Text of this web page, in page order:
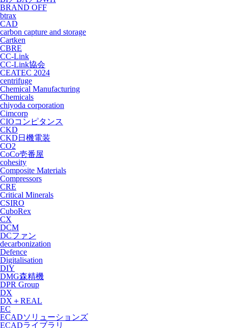
BRAND OFF
btrax
CAD
carbon capture and storage
Cartken
CBRE
CC-Link
CC-Link協会
CEATEC 2024
centrifuge
Chemical Manufacturing
Chemicals
chiyoda corporation
Cimcorp
CIOコンピタンス
CKD
CKD日機電装
CO2
CoCo壱番屋
cohesity
Composite Materials
Compressors
CRE
Critical Minerals
CSIRO
CuboRex
CX
DCM
DCファン
decarbonization
Defence
Digitalisation
DIY
DMG森精機
DPR Group
DX
DX＋REAL
EC
ECADソリューションズ
ECADライブラリ